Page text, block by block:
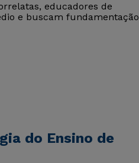
educadores de
e buscam fundamentação
do Ensino de